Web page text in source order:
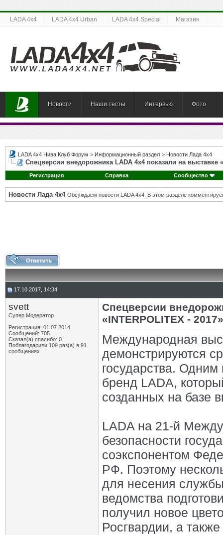
LADA 4x4 LADA 4x4 Urban LADA 4x4 Special Магазин
Новости Наши тесты Интервью Фото
LADA 4x4 Нива Клуб Форум > Информационный раздел > Новости Лада 4х4
Спецверсии внедорожника LADA 4х4 показали на выставке
Регистрация Справка Сообщество
Новости Лада 4х4 Обсуждаем новости LADA 4x4. В этом разделе
17.10.2017, 14:34
svett
Супер Модератор
Регистрация: 01.07.2014
Сообщений: 705
Сказал(а) спасибо: 0
Поблагодарили 109 раз(а) в 91
сообщениях
Спецверсии
«INTERPOLITEX - 2017»
Международная
демонстрируются
государства. Одним
бренд LADA,
созданных на базе
LADA на 21-й
безопасности
соэкспонентом
РФ. Поэтому
для несения службы
ведомства
получил новое
Росгвардии, а